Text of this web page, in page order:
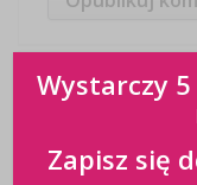
Wystarczy
Zapisz się